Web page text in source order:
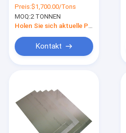
kalt
Preis:$1,700.00/Tons
MOQ:2 TONNEN
Kontakt